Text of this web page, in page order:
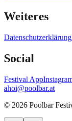
Weiteres
Datenschutzerklärung
Social
Festival App
ahoi@poolbar.at
© 2026 Poolbar